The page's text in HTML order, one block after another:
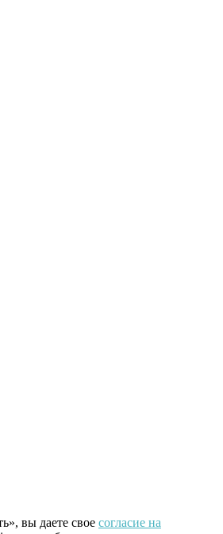
вы даете свое согласие на